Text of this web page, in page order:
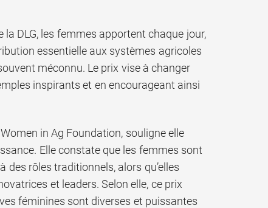
la DLG, les femmes apportent chaque jour,
essentielle aux systèmes agricoles
méconnu. Le prix vise à changer
inspirants et en encourageant ainsi
in Ag Foundation, souligne elle
Elle constate que les femmes sont
rôles traditionnels, alors qu’elles
et leaders. Selon elle, ce prix
féminines sont diverses et puissantes